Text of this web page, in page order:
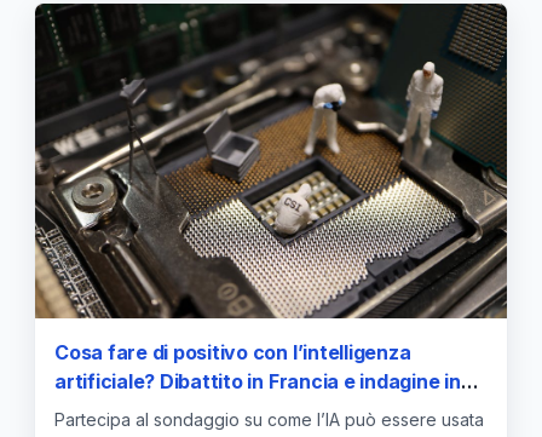
Cosa fare di positivo con l’intelligenza
artificiale? Dibattito in Francia e indagine in
Italia
Partecipa al sondaggio su come l’IA può essere usata